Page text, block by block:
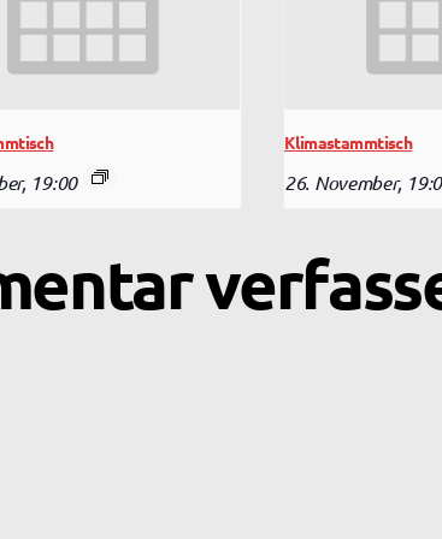
19:00
Klimastammtisch
26. November,